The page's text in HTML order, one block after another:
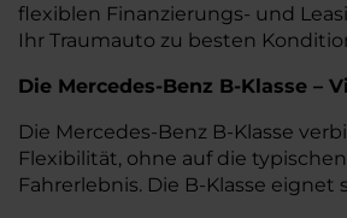
flexiblen Finanzierungs- und
Ihr Traumauto zu besten
Die Mercedes-Benz B-Klasse –
Die Mercedes-Benz B-Klasse
Flexibilität, ohne auf die
Fahrerlebnis. Die B-Klasse